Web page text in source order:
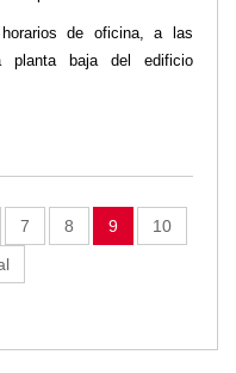
de oficina, a las
planta baja del edificio
7 8 9
10